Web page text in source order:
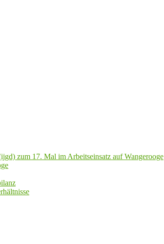
zum 17. Mal im Arbeitseinsatz auf Wangerooge